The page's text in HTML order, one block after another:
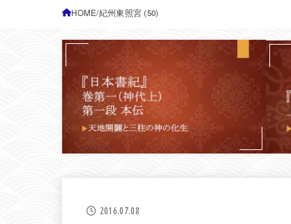
HOME 紀州東照宮 (50)
2016.07.08